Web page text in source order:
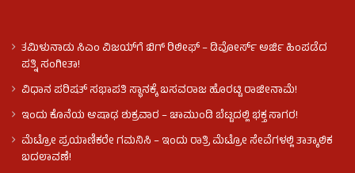
ತಮಿಳುನಾಡು ಸಿಎಂ ವಿಜಯ್‌ಗೆ ಬಿಗ್ ರಿಲೀಫ್ – ಡಿವೋರ್ಸ್ ಅರ್ಜಿ ಹಿಂಪಡೆದ
ಪತ್ನಿ ಸಂಗೀತಾ!
ವಿಧಾನ ಪರಿಷತ್ ಸಭಾಪತಿ ಸ್ಥಾನಕ್ಕೆ ಬಸವರಾಜ ಹೊರಟ್ಟಿ ರಾಜೀನಾಮೆ!
ಇಂದು ಕೊನೆಯ ಆಷಾಢ ಶುಕ್ರವಾರ – ಚಾಮುಂಡಿ ಬೆಟ್ಟದಲ್ಲಿ ಭಕ್ತ ಸಾಗರ!
ಮೆಟ್ರೋ ಪ್ರಯಾಣಿಕರೇ ಗಮನಿಸಿ – ಇಂದು ರಾತ್ರಿ ಮೆಟ್ರೋ ಸೇವೆಗಳಲ್ಲಿ ತಾತ್ಕಾಲಿಕ
ಬದಲಾವಣೆ!